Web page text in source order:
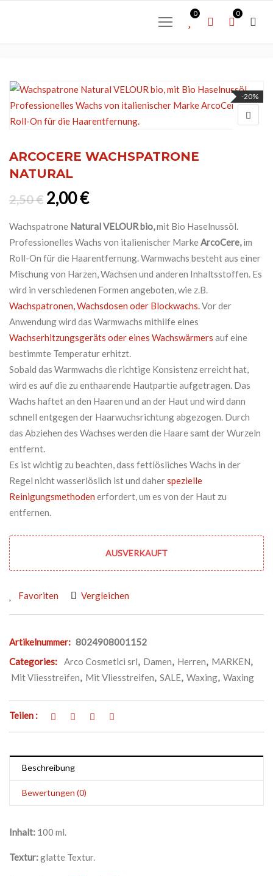
0 0
-20%
ARCOCERE WACHSPATRONE
NATURAL
2,50€ Ursprünglicher Preis war: 2,50 €
2,00€Aktueller Preis ist: 2,00 €.
Wachspatrone Natural VELOUR bio,mit Bio Haselnussöl.
Professionelles Wachs von italienischer MarkeArcoCere,im
Roll-On für die Haarentfernung. Warmwachs besteht aus einer
Mischung von Harzen, Wachsen und anderen Inhaltsstoffen. Es
wird in verschiedenen Formen angeboten, wie z.B.
Wachspatronen, Wachsdosen oder Blockwachs.Vor der
Anwendung wird das Warmwachs mithilfe eines
Wachserhitzungsgeräts oder eines Wachswärmers auf eine
bestimmte Temperatur erhitzt.
Sobald das Warmwachs die richtige Konsistenz erreicht hat,
wird es auf die zu enthaarende Hautpartie aufgetragen. Das
Wachs haftet an den Haaren und an der Haut und wird dann
schnell entgegen der Haarwuchsrichtung abgezogen. Durch
das Abziehen des Wachses werden die Haare samt der Wurzeln
entfernt.
Es ist wichtig zu beachten, dass fettlösliches Wachs in der
Regel nicht wasserlöslich ist und daherspezielle
Reinigungsmethoden erfordert, um es von der Haut zu
entfernen.
AUSVERKAUFT
Favoriten Vergleichen
Artikelnummer: 8024908001152
Categories:
Arco Cosmetici srl, Damen, Herren, MARKEN,
Mit Vliesstreifen, Mit Vliesstreifen, SALE, Waxing, Waxing
Teilen :
Beschreibung
Bewertungen (0)
Inhalt: 100 ml.
Textur:glatte Textur.